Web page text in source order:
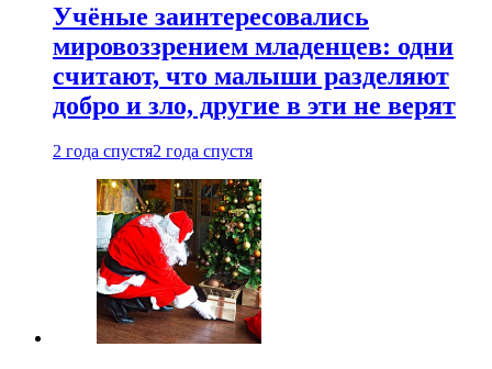
Учёные заинтересовались
мировоззрением младенцев: одни
считают, что малыши разделяют
добро и зло, другие в эти не верят
2 года спустя2 года спустя